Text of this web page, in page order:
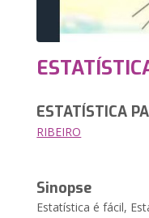
ESTATÍSTICA
RIBEIRO
Sinopse
Estatística é fácil,